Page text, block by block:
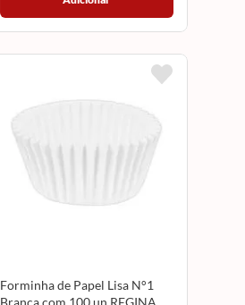
Forminha de Papel Lisa N°1
Branca com 100 un REGINA